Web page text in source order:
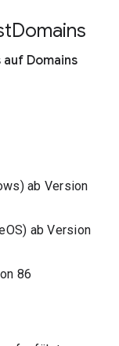
Domains
auf Domains
ab Version
ab Version
86